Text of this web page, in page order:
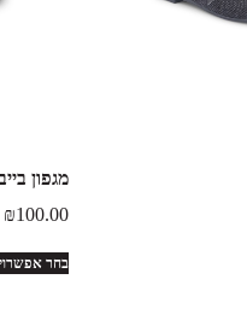
מגפון
₪100.00
בחר